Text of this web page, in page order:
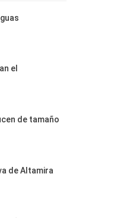
el
de tamaño
de Altamira